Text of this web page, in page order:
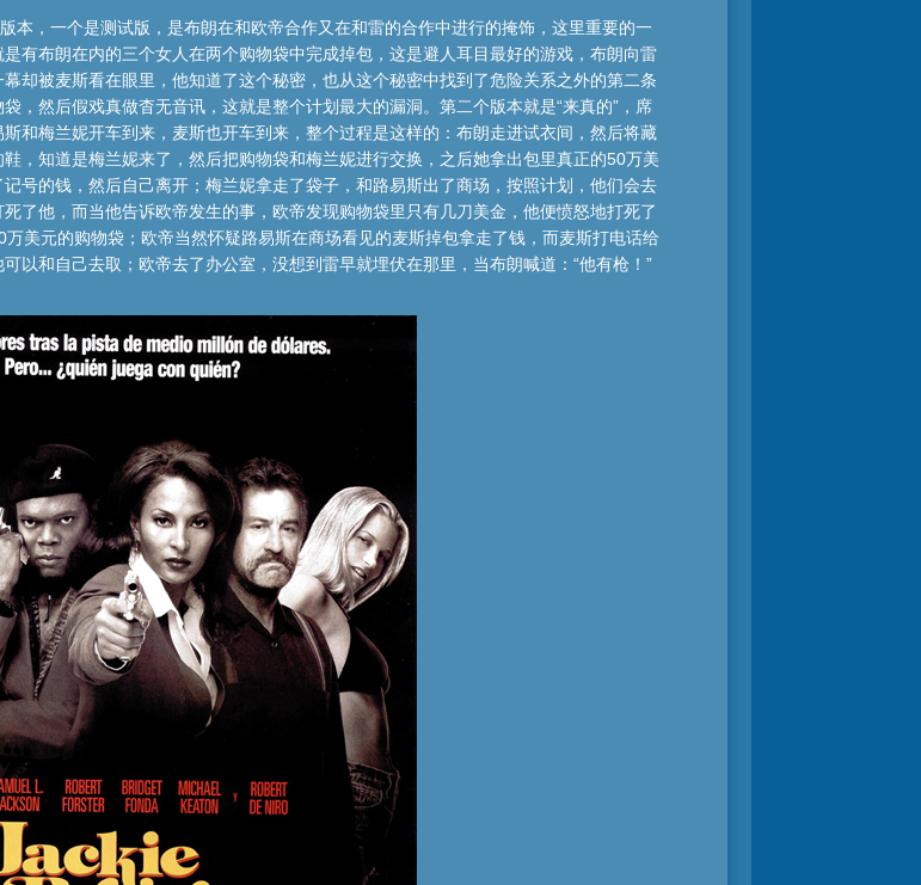
本，一个是测试版，是布朗在和欧帝合作又在和雷的合作中进行的掩饰，这里重要的一
有布朗在内的三个女人在两个购物袋中完成掉包，这是避人耳目最好的游戏，布朗向雷
却被麦斯看在眼里，他知道了这个秘密，也从这个秘密中找到了危险关系之外的第二条
然后假戏真做杳无音讯，这就是整个计划最大的漏洞。第二个版本就是“来真的”，席
和梅兰妮开车到来，麦斯也开车到来，整个过程是这样的：布朗走进试衣间，然后将藏
，知道是梅兰妮来了，然后把购物袋和梅兰妮进行交换，之后她拿出包里真正的50万美
号的钱，然后自己离开；梅兰妮拿走了袋子，和路易斯出了商场，按照计划，他们会去
了他，而当他告诉欧帝发生的事，欧帝发现购物袋里只有几刀美金，他便愤怒地打死了
美元的购物袋；欧帝当然怀疑路易斯在商场看见的麦斯掉包拿走了钱，而麦斯打电话给
以和自己去取；欧帝去了办公室，没想到雷早就埋伏在那里，当布朗喊道：“他有枪！”